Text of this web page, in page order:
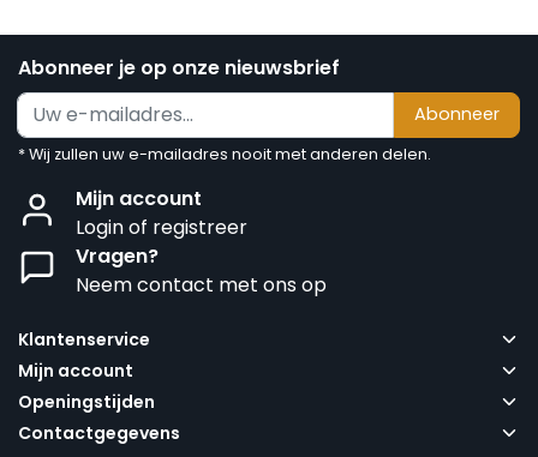
Abonneer je op onze nieuwsbrief
Abonneer
* Wij zullen uw e-mailadres nooit met anderen delen.
Mijn account
Login of registreer
Vragen?
Neem contact met ons op
Klantenservice
Mijn account
Openingstijden
Contactgegevens